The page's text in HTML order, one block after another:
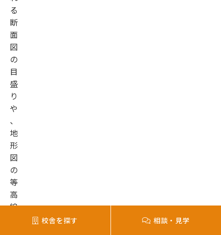
る
断
面
図
の
目
盛
り
や
、
地
形
図
の
等
高
線
校舎を探す 相談・見学